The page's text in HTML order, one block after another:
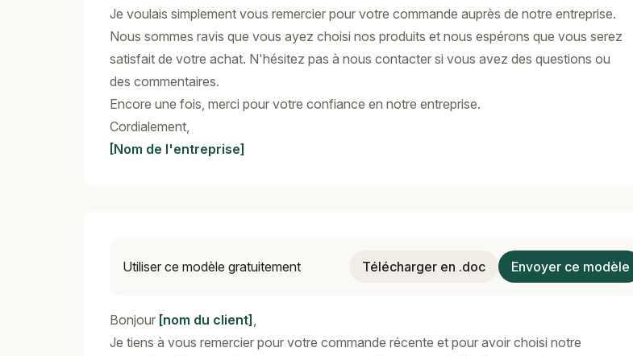
Je voulais simplement vous remercier pour votre commande auprès de notre entreprise.
Nous sommes ravis que vous ayez choisi nos produits et nous espérons que vous serez
satisfait de votre achat. N'hésitez pas à nous contacter si vous avez des questions ou
des commentaires.
Encore une fois, merci pour votre confiance en notre entreprise.
Cordialement,
[Nom de l'entreprise]
Utiliser ce modèle gratuitement Télécharger en .doc Envoyer ce modèle
Bonjour [nom du client] ,
Je tiens à vous remercier pour votre commande récente et pour avoir choisi notre